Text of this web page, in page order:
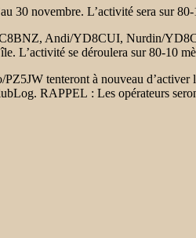
novembre. L’activité sera sur
Andi/YD8CUI, Nurdin/
L’activité se déroulera sur 80-10
tenteront à nouveau
RAPPEL : Les opérateurs